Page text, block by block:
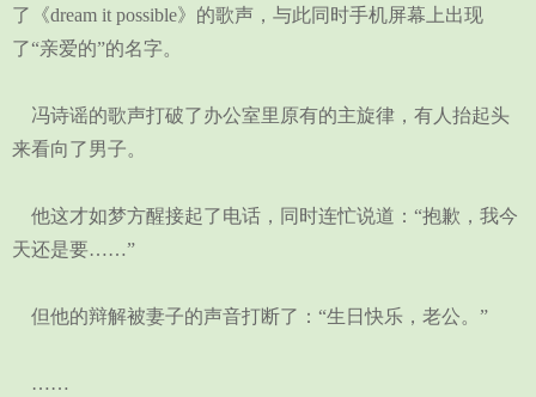
了《dream it possible》的歌声，与此同时手机屏幕上出现
了“亲爱的”的名字。
冯诗谣的歌声打破了办公室里原有的主旋律，有人抬起头
来看向了男子。
他这才如梦方醒接起了电话，同时连忙说道：“抱歉，我今
天还是要……”
但他的辩解被妻子的声音打断了：“生日快乐，老公。”
……